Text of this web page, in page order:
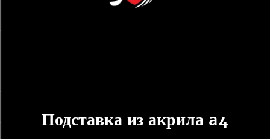
Подставка из акрила a4